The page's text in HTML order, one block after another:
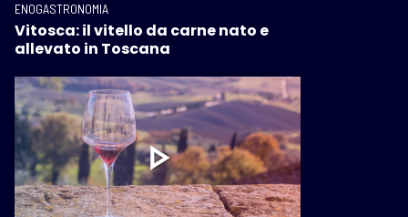
ENOGASTRONOMIA
Vitosca: il vitello da carne nato e
allevato in Toscana